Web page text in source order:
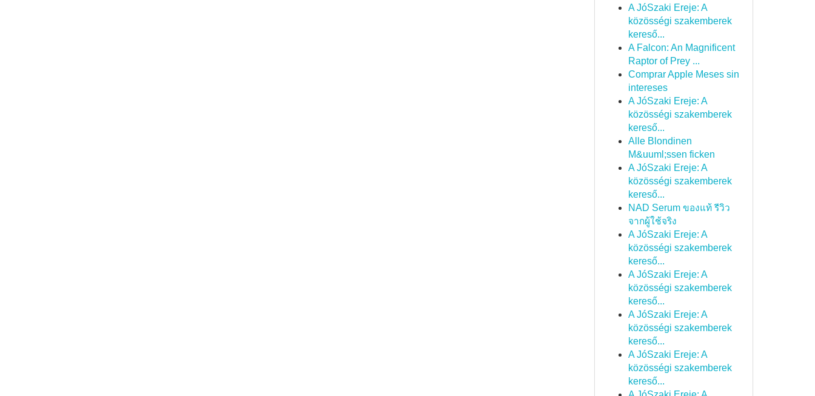
A JóSzaki Ereje: A
közösségi szakemberek
kereső...
A Falcon: An Magnificent
Raptor of Prey ...
Comprar Apple Meses sin
intereses
A JóSzaki Ereje: A
közösségi szakemberek
kereső...
Alle Blondinen
M&uuml;ssen ficken
A JóSzaki Ereje: A
közösségi szakemberek
kereső...
NAD Serum ของแท้ รีวิว
จากผู้ใช้จริง
A JóSzaki Ereje: A
közösségi szakemberek
kereső...
A JóSzaki Ereje: A
közösségi szakemberek
kereső...
A JóSzaki Ereje: A
közösségi szakemberek
kereső...
A JóSzaki Ereje: A
közösségi szakemberek
kereső...